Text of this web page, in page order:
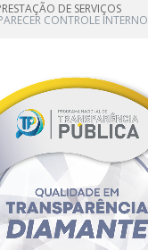
DE SERVIÇOS
CONTROLE INTERNO